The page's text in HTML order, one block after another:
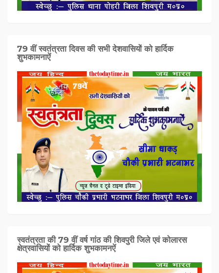
79 वीं स्वतंत्रता दिवस की सभी देशवासियों को हार्दिक
शुभकामनाऐं
स्वतंत्रता की 79 वीं वर्ष गांठ की शिवपुरी जिले एवं कोलारस
क्षेत्रवासियों को हार्दिक शुभकामनऐं